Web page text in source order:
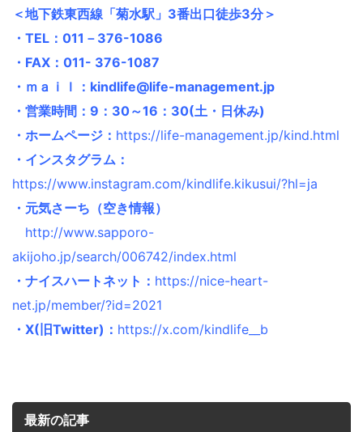
＜地下鉄東西線「菊水駅」3番出口徒歩3分＞
・TEL：011－376-1086
・FAX：011- 376-1087
・ｍａｉｌ：kindlife@life-management.jp
・営業時間：9：30～16：30(土・日休み)
・ホームページ： https://life-management.jp/kind.html
・インスタグラム：
https://www.instagram.com/kindlife.kikusui/?hl=ja
・元気さーち（空き情報）
http://www.sapporo-
akijoho.jp/search/006742/index.html
・ナイスハートネット： https://nice-heart-
net.jp/member/?id=2021
・X(旧Twitter)： https://x.com/kindlife__b
最新の記事